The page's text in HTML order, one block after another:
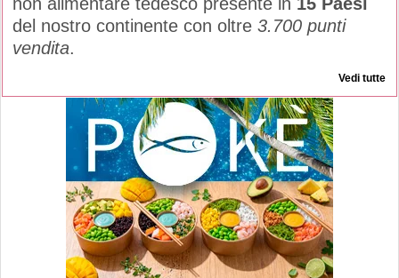
del nostro continente con oltre 3.700 punti
vendita.
Vedi tutte